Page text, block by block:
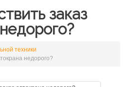
заказ
техники
недорого?